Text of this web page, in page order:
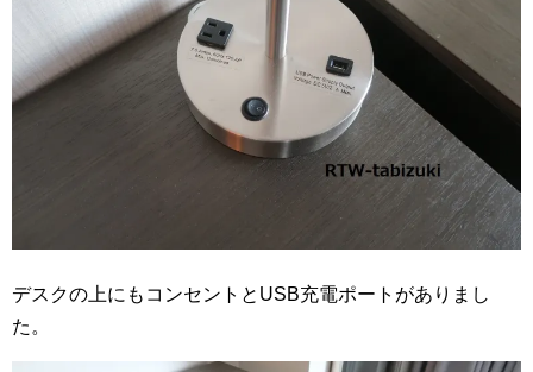
デスクの上にもコンセントとUSB充電ポートがありまし
た。